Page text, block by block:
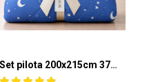
Set pilota 200x215cm 370g cu 2 perne 50x70,albastru- PLT36